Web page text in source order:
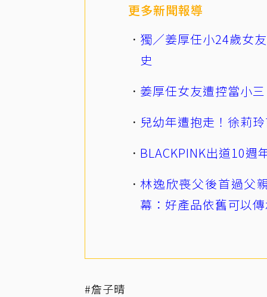
更多新聞報導
獨／姜厚任小24歲女
史
姜厚任女友遭控當小
兒幼年遭抱走！徐莉
BLACKPINK出道10週
林逸欣喪父後首過父
幕：好產品依舊可以
#詹子晴